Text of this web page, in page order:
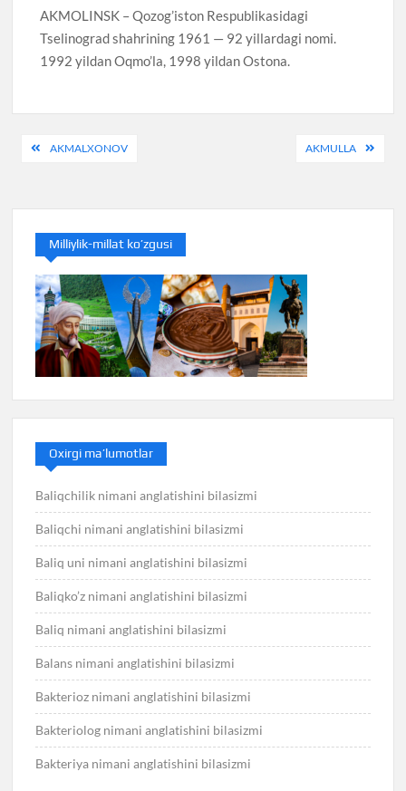
AKMOLINSK – Qozog’iston Respublikasidagi
Tselinograd shahrining 1961 — 92 yillardagi nomi.
1992 yildan Oqmo’la, 1998 yildan Ostona.
PostAKMALXONOV AKMULLA
Milliylik-millat ko’zgusi
Oxirgi ma’lumotlar
Baliqchilik nimani anglatishini bilasizmi
Baliqchi nimani anglatishini bilasizmi
Baliq uni nimani anglatishini bilasizmi
Baliqko’z nimani anglatishini bilasizmi
Baliq nimani anglatishini bilasizmi
Balans nimani anglatishini bilasizmi
Bakterioz nimani anglatishini bilasizmi
Bakteriolog nimani anglatishini bilasizmi
Bakteriya nimani anglatishini bilasizmi